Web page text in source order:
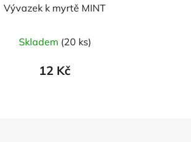
Vývazek k myrtě MINT
hodnocení
produktu
Skladem (20 ks)
12 Kč